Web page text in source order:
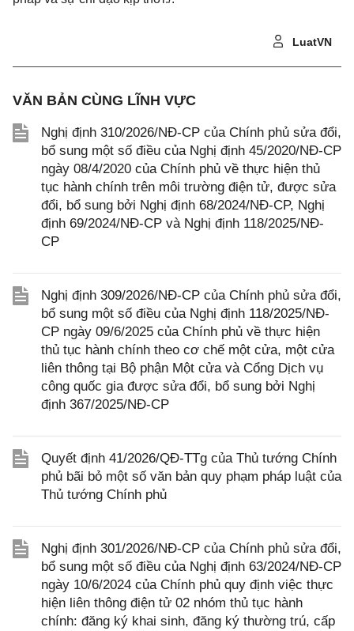
LuatVN
VĂN BẢN CÙNG LĨNH VỰC
Nghị định 310/2026/NĐ-CP của Chính phủ sửa đổi,
bổ sung một số điều của Nghị định 45/2020/NĐ-CP
ngày 08/4/2020 của Chính phủ về thực hiện thủ
tục hành chính trên môi trường điện tử, được sửa
đổi, bổ sung bởi Nghị định 68/2024/NĐ-CP, Nghị
định 69/2024/NĐ-CP và Nghị định 118/2025/NĐ-
CP
Nghị định 309/2026/NĐ-CP của Chính phủ sửa đổi,
bổ sung một số điều của Nghị định 118/2025/NĐ-
CP ngày 09/6/2025 của Chính phủ về thực hiện
thủ tục hành chính theo cơ chế một cửa, một cửa
liên thông tại Bộ phận Một cửa và Cổng Dịch vụ
công quốc gia được sửa đổi, bổ sung bởi Nghị
định 367/2025/NĐ-CP
Quyết định 41/2026/QĐ-TTg của Thủ tướng Chính
phủ bãi bỏ một số văn bản quy phạm pháp luật của
Thủ tướng Chính phủ
Nghị định 301/2026/NĐ-CP của Chính phủ sửa đổi,
bổ sung một số điều của Nghị định 63/2024/NĐ-CP
ngày 10/6/2024 của Chính phủ quy định việc thực
hiện liên thông điện tử 02 nhóm thủ tục hành
chính: đăng ký khai sinh, đăng ký thường trú, cấp